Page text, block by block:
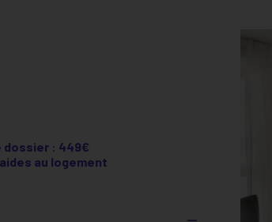
dossier : 449€
au logement